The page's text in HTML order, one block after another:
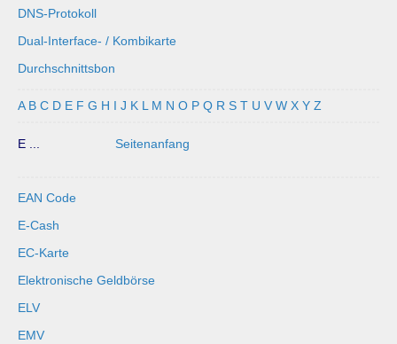
DNS-Protokoll
Dual-Interface- / Kombikarte
Durchschnittsbon
A B C D E F G H I J K L M N O P Q R S T U V W X Y Z
E ... Seitenanfang
EAN Code
E-Cash
EC-Karte
Elektronische Geldbörse
ELV
EMV